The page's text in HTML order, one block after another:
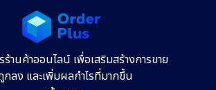
ร้านค้าออนไลน์ เพื่อเสริมสร้างการขาย
ลง และเพิ่มผลกำไรที่มากขึ้น